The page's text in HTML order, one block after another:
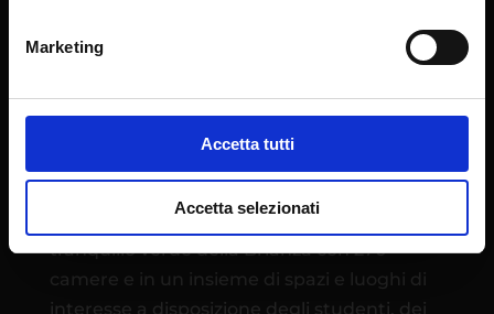
Marketing
Accetta tutti
Accetta selezionati
L’Ateneo eCampus è stato istituito quale
Novedrate (CO), in un campus immerso nel
tranquillo verde della Brianza con 270
camere e in un insieme di spazi e luoghi di
interesse a disposizione degli studenti, dei